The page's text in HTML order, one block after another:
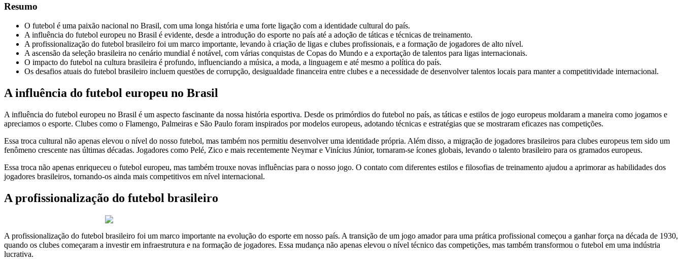
Resumo
O futebol é uma paixão nacional no Brasil, com uma longa história e uma forte ligação com a identidade cultural do país.
A influência do futebol europeu no Brasil é evidente, desde a introdução do esporte no país até a adoção de táticas e técnicas de treinamento.
A profissionalização do futebol brasileiro foi um marco importante, levando à criação de ligas e clubes profissionais, e a formação de jogadores de alto nível.
A ascensão da seleção brasileira no cenário mundial é notável, com várias conquistas de Copas do Mundo e a exportação de talentos para ligas internacionais.
O impacto do futebol na cultura brasileira é profundo, influenciando a música, a moda, a linguagem e até mesmo a política do país.
Os desafios atuais do futebol brasileiro incluem questões de corrupção, desigualdade financeira entre clubes e a necessidade de desenvolver talentos locais para manter a competitividade internacional.
A influência do futebol europeu no Brasil
A influência do futebol europeu no Brasil é um aspecto fascinante da nossa história esportiva. Desde os primórdios do futebol no país, as táticas e estilos de jogo europeus moldaram a maneira como jogamos e
apreciamos o esporte. Clubes como o Flamengo, Palmeiras e São Paulo foram inspirados por modelos europeus, adotando técnicas e estratégias que se mostraram eficazes nas competições.
Essa troca cultural não apenas elevou o nível do nosso futebol, mas também nos permitiu desenvolver uma identidade própria. Além disso, a migração de jogadores brasileiros para clubes europeus tem sido um
fenômeno crescente nas últimas décadas. Jogadores como Pelé, Zico e mais recentemente Neymar e Vinícius Júnior, tornaram-se ícones globais, levando o talento brasileiro para os gramados europeus.
Essa troca não apenas enriqueceu o futebol europeu, mas também trouxe novas influências para o nosso jogo. O contato com diferentes estilos e filosofias de treinamento ajudou a aprimorar as habilidades dos
jogadores brasileiros, tornando-os ainda mais competitivos em nível internacional.
A profissionalização do futebol brasileiro
A profissionalização do futebol brasileiro foi um marco importante na evolução do esporte em nosso país. A transição de um jogo amador para uma prática profissional começou a ganhar força na década de 1930,
quando os clubes começaram a investir em infraestrutura e na formação de jogadores. Essa mudança não apenas elevou o nível técnico das competições, mas também transformou o futebol em uma indústria
lucrativa.